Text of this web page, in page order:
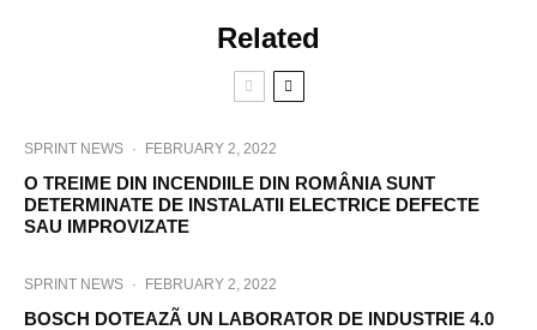
Related
SPRINT NEWS · FEBRUARY 2, 2022
O TREIME DIN INCENDIILE DIN ROMÂNIA SUNT
DETERMINATE DE INSTALATII ELECTRICE DEFECTE
SAU IMPROVIZATE
SPRINT NEWS · FEBRUARY 2, 2022
BOSCH DOTEAZÃ UN LABORATOR DE INDUSTRIE 4.0